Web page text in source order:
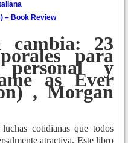
– Book Review
cambia: 23
para
y
as Ever
, Morgan
cotidianas que todos
atractiva. Este libro